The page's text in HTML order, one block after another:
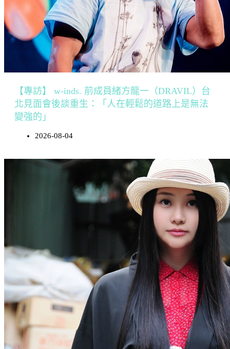
【專訪】 w-inds. 前成員緒方龍一（DRAVIL）台
北見面會後談重生：「人在輕鬆的道路上是無法
變強的」
2026-08-04